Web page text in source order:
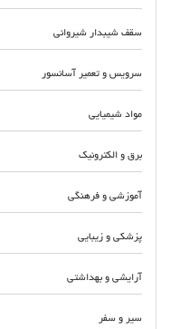
سقف شیبدار شیروانی
سرویس و تعمیر آسانسور
مواد شیمیایی
برق و الکترونیک
آموزشی و فرهنگی
پزشکی و زیبایی
آرایشی و بهداشتی
سیر و سفر